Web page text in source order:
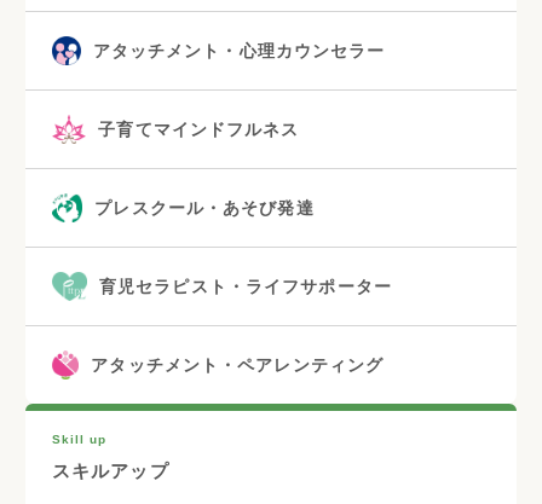
アタッチメント・心理カウンセラー
子育てマインドフルネス
プレスクール・あそび発達
育児セラピスト・ライフサポーター
アタッチメント・ペアレンティング
Skill up
スキルアップ